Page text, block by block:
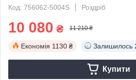
Код: 756062-5004S
Роздріб
10 080 ₴ 11 210 ₴
Економія 1130 ₴ Залишилось
Купити